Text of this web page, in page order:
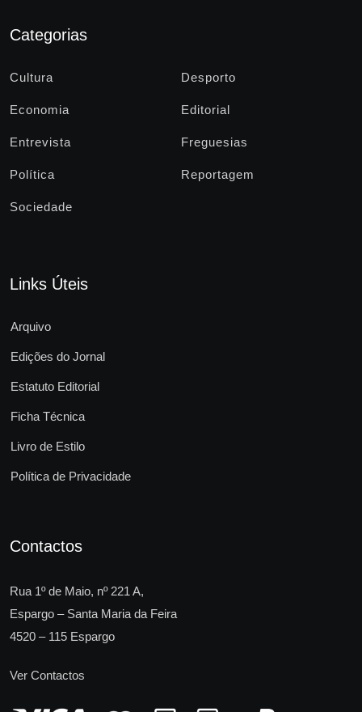
Categorias
Cultura Desporto
Economia Editorial
Entrevista Freguesias
Política Reportagem
Sociedade
Links Úteis
Arquivo
Edições do Jornal
Estatuto Editorial
Ficha Técnica
Livro de Estilo
Política de Privacidade
Contactos
Rua 1º de Maio, nº 221 A,
Espargo – Santa Maria da Feira
4520 – 115 Espargo
Ver Contactos